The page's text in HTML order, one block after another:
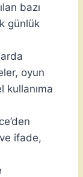
bazı
günlük
oyun
kullanıma
ifade,